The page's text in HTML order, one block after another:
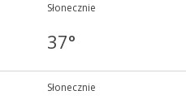
Słonecznie
37°
Słonecznie